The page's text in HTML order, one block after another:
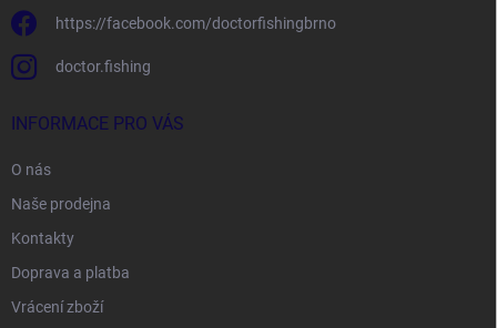
https://facebook.com/doctorfishingbrno
doctor.fishing
INFORMACE PRO VÁS
O nás
Naše prodejna
Kontakty
Doprava a platba
Vrácení zboží